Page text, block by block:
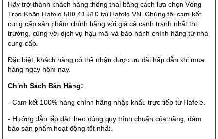
Hãy trở thành khách hàng thông thái bằng cách lựa chọn Vòng
Treo Khăn Hafele 580.41.510 tại Hafele VN. Chúng tôi cam kết
cung cấp sản phẩm chính hãng với giá cả cạnh tranh nhất thị
trường, cùng với dịch vụ hậu mãi và bảo hành chính hãng từ nhà
cung cấp.
Đặc biệt, khách hàng có thể nhận được ưu đãi hấp dẫn khi mua
hàng ngay hôm nay.
Chính Sách Bán Hàng:
- Cam kết 100% hàng chính hãng nhập khẩu trực tiếp từ Hafele.
- Hướng dẫn lắp đặt theo đúng quy trình chuẩn của hãng, đảm
bảo sản phẩm hoạt động tốt nhất.